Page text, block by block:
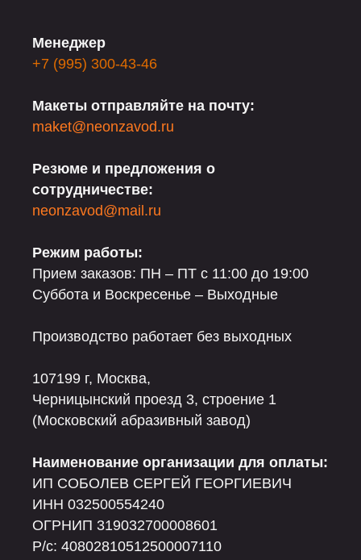
Менеджер
+7 (995) 300-43-46
Макеты отправляйте на почту:
maket@neonzavod.ru
Резюме и предложения о
сотрудничестве:
neonzavod@mail.ru
Режим работы:
Прием заказов: ПН – ПТ с 11:00 до 19:00
Суббота и Воскресенье – Выходные
Производство работает без выходных
107199 г, Москва,
Черницынский проезд 3, строение 1
(Московский абразивный завод)
Наименование организации для оплаты:
ИП СОБОЛЕВ СЕРГЕЙ ГЕОРГИЕВИЧ
ИНН 032500554240
ОГРНИП 319032700008601
Р/c: 40802810512500007110